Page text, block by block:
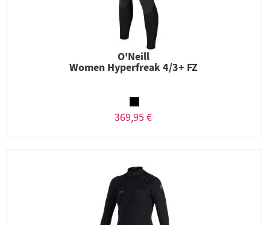
O'Neill
Women Hyperfreak 4/3+ FZ
369,95 €